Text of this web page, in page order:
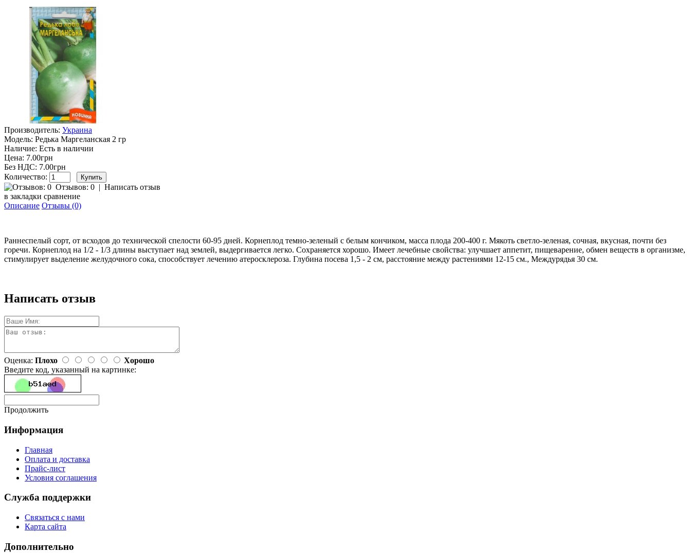
Производитель: Украина
Модель: Редька Маргеланская 2 гр
Наличие: Есть в наличии
Цена: 7.00грн
Без НДС: 7.00грн
Количество:
Отзывов: 0 | Написать отзыв
в закладки сравнение
Описание Отзывы (0)
Раннеспелый сорт, от всходов до технической спелости 60-95 дней. Корнеплод темно-зеленый с белым кончиком, масса плода 200-400 г. Мякоть светло-зеленая, сочная, вкусная, почти без
горечи. Корнеплод на 1/2 - 1/3 длины выступает над землей, выдергивается легко. Сохраняется хорошо. Имеет лечебные свойства: улучшает аппетит, пищеварение, обмен веществ в организме,
стимулирует выделение желудочного сока, способствует лечению атеросклероза. Глубина посева 1,5 - 2 см, расстояние между растениями 12-15 см., Междурядья 30 см.
Написать отзыв
Оценка: Плохо
Хорошо
Введите код, указанный на картинке:
Продолжить
Информация
Главная
Оплата и доставка
Прайс-лист
Условия соглашения
Служба поддержки
Связаться с нами
Карта сайта
Дополнительно